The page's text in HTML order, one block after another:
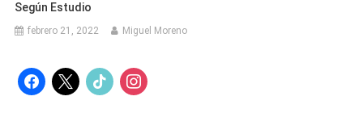
Según Estudio
febrero 21, 2022 Miguel Moreno
facebook
x tiktok instagram